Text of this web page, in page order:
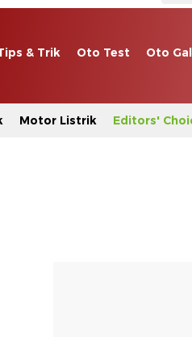
& Trik Oto Test Oto
Motor Listrik Editors'